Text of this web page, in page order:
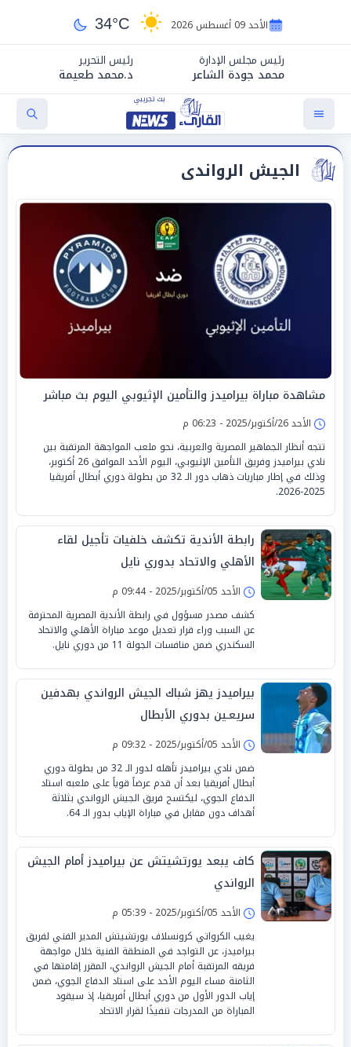
الأحد 09 أغسطس 2026 34°C
رئيس مجلس الإدارة
محمد جودة الشاعر
رئيس التحرير
د.محمد طعيمة
الجيش الرواندى
مشاهدة مباراة بيراميدز والتأمين الإثيوبي اليوم بث مباشر
الأحد 26/أكتوبر/2025 - 06:23 م
تتجه أنظار الجماهير المصرية والعربية، نحو ملعب المواجهة المرتقبة بين
نادي بيراميدز وفريق التأمين الإثيوبي، اليوم الأحد الموافق 26 أكتوبر،
وذلك في إطار مباريات ذهاب دور الـ 32 من بطولة دوري أبطال أفريقيا
2025-2026.
رابطة الأندية تكشف خلفيات تأجيل لقاء
الأهلي والاتحاد بدوري نايل
الأحد 05/أكتوبر/2025 - 09:44 م
كشف مصدر مسؤول في رابطة الأندية المصرية المحترفة
عن السبب وراء قرار تعديل موعد مباراة الأهلي والاتحاد
السكندري ضمن منافسات الجولة 11 من دوري نايل.
بيراميدز يهز شباك الجيش الرواندي بهدفين
سريعـين بدوري الأبطال
الأحد 05/أكتوبر/2025 - 09:32 م
ضمن نادي بيراميدز تأهله لدور الـ 32 من بطولة دوري
أبطال أفريقيا بعد أن قدم عرضاً قوياً على ملعبه استاد
الدفاع الجوي، ليكتسح فريق الجيش الرواندي بثلاثة
أهداف دون مقابل في مباراة الإياب بدور الـ 64.
كاف يبعد يورتشيتش عن بيراميدز أمام الجيش
الرواندي
الأحد 05/أكتوبر/2025 - 05:39 م
يغيب الكرواتي كرونسلاف يورتشيتش المدير الفني لفريق
بيراميدز، عن التواجد في المنطقة الفنية خلال مواجهة
فريقه المرتقبة أمام الجيش الرواندي، المقرر إقامتها في
الثامنة مساء اليوم الأحد على استاد الدفاع الجوي، ضمن
إياب الدور الأول من دوري أبطال أفريقيا، إذ سيقود
المباراة من المدرجات تنفيذًا لقرار الاتحاد